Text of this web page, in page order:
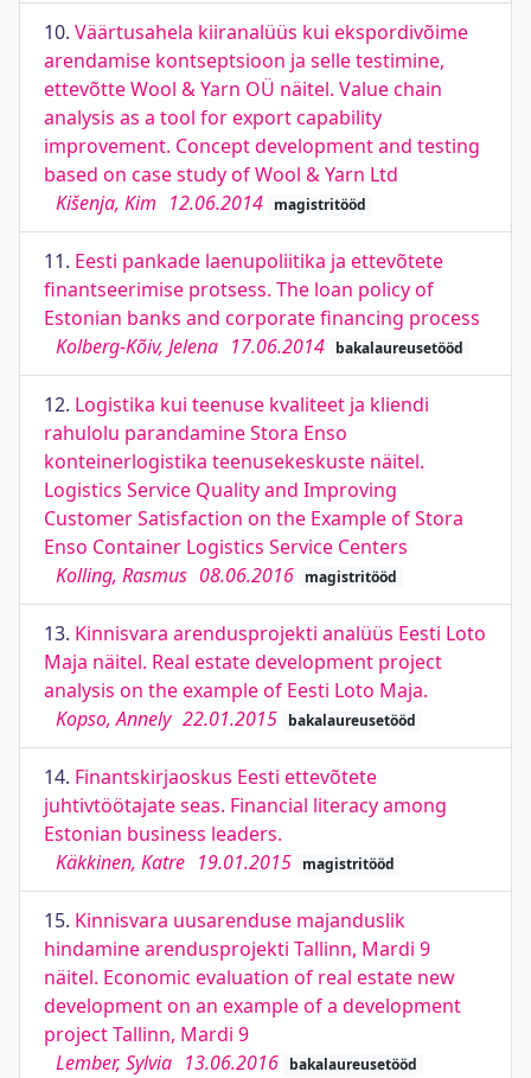
10. Väärtusahela kiiranalüüs kui ekspordivõime
arendamise kontseptsioon ja selle testimine,
ettevõtte Wool & Yarn OÜ näitel. Value chain
analysis as a tool for export capability
improvement. Concept development and testing
based on case study of Wool & Yarn Ltd
Kišenja, Kim 12.06.2014 magistritööd
11. Eesti pankade laenupoliitika ja ettevõtete
finantseerimise protsess. The loan policy of
Estonian banks and corporate financing process
Kolberg-Kõiv, Jelena 17.06.2014 bakalaureusetööd
12. Logistika kui teenuse kvaliteet ja kliendi
rahulolu parandamine Stora Enso
konteinerlogistika teenusekeskuste näitel.
Logistics Service Quality and Improving
Customer Satisfaction on the Example of Stora
Enso Container Logistics Service Centers
Kolling, Rasmus 08.06.2016 magistritööd
13. Kinnisvara arendusprojekti analüüs Eesti Loto
Maja näitel. Real estate development project
analysis on the example of Eesti Loto Maja.
Kopso, Annely 22.01.2015 bakalaureusetööd
14. Finantskirjaoskus Eesti ettevõtete
juhtivtöötajate seas. Financial literacy among
Estonian business leaders.
Käkkinen, Katre 19.01.2015 magistritööd
15. Kinnisvara uusarenduse majanduslik
hindamine arendusprojekti Tallinn, Mardi 9
näitel. Economic evaluation of real estate new
development on an example of a development
project Tallinn, Mardi 9
Lember, Sylvia 13.06.2016 bakalaureusetööd